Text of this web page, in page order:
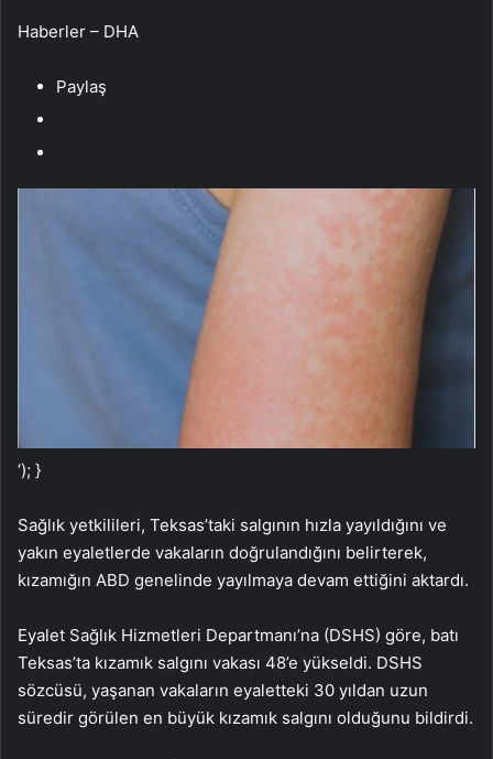
Haberler – DHA
Paylaş
‘); }
Sağlık yetkilileri, Teksas’taki salgının hızla yayıldığını ve
yakın eyaletlerde vakaların doğrulandığını belirterek,
kızamığın ABD genelinde yayılmaya devam ettiğini aktardı.
Eyalet Sağlık Hizmetleri Departmanı’na (DSHS) göre, batı
Teksas’ta kızamık salgını vakası 48’e yükseldi. DSHS
sözcüsü, yaşanan vakaların eyaletteki 30 yıldan uzun
süredir görülen en büyük kızamık salgını olduğunu bildirdi.